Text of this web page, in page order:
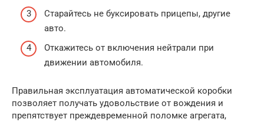
Старайтесь не буксировать прицепы, другие
авто.
Откажитесь от включения нейтрали при
движении автомобиля.
Правильная эксплуатация автоматической коробки
позволяет получать удовольствие от вождения и
препятствует преждевременной поломке агрегата,